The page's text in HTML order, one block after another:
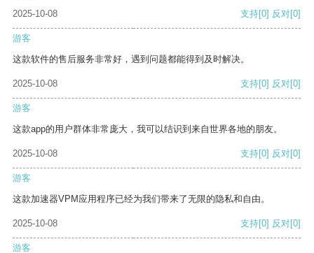
2025-10-08
支持[0] 反对[0]
游客
这款软件的售后服务非常好，遇到问题都能得到及时解决。
2025-10-08 支持[0] 反对[0]
游客
这款app的用户群体非常庞大，我可以结识到来自世界各地的朋友。
2025-10-08 支持[0] 反对[0]
游客
这款加速器VPM应用程序已经为我们带来了无限的隐私和自由。
2025-10-08 支持[0] 反对[0]
游客